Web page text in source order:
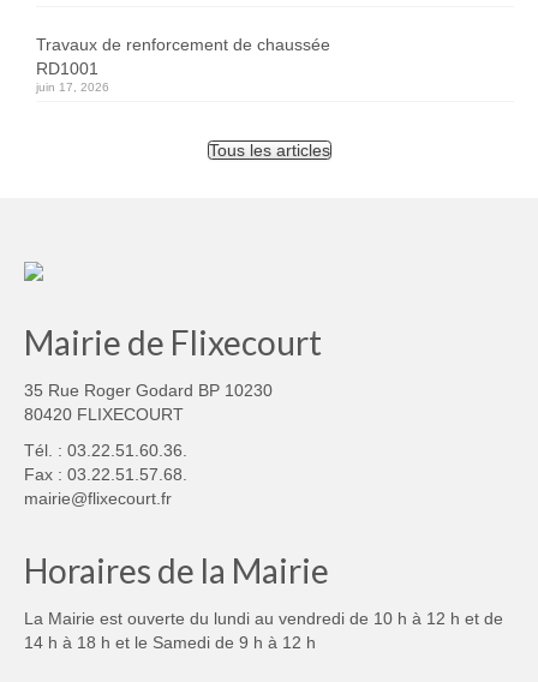
Travaux de renforcement de chaussée
RD1001
juin 17, 2026
Tous les articles
Mairie de Flixecourt
35 Rue Roger Godard BP 10230
80420 FLIXECOURT
Tél. : 03.22.51.60.36.
Fax : 03.22.51.57.68.
mairie@flixecourt.fr
Horaires de la Mairie
La Mairie est ouverte du lundi au vendredi de 10 h à 12 h et de
14 h à 18 h et le Samedi de 9 h à 12 h